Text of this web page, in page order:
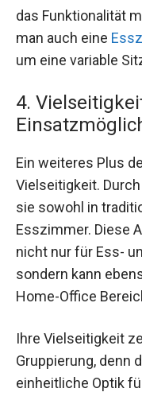
das Funktionalität
man auch eine
um eine variable
4.
Ein weiteres Plus
Vielseitigkeit.
sie sowohl in
Esszimmer. Diese
nicht nur für Ess-
sondern kann
Home-Office
Ihre Vielseitigkeit
Gruppierung, denn
einheitliche Optik